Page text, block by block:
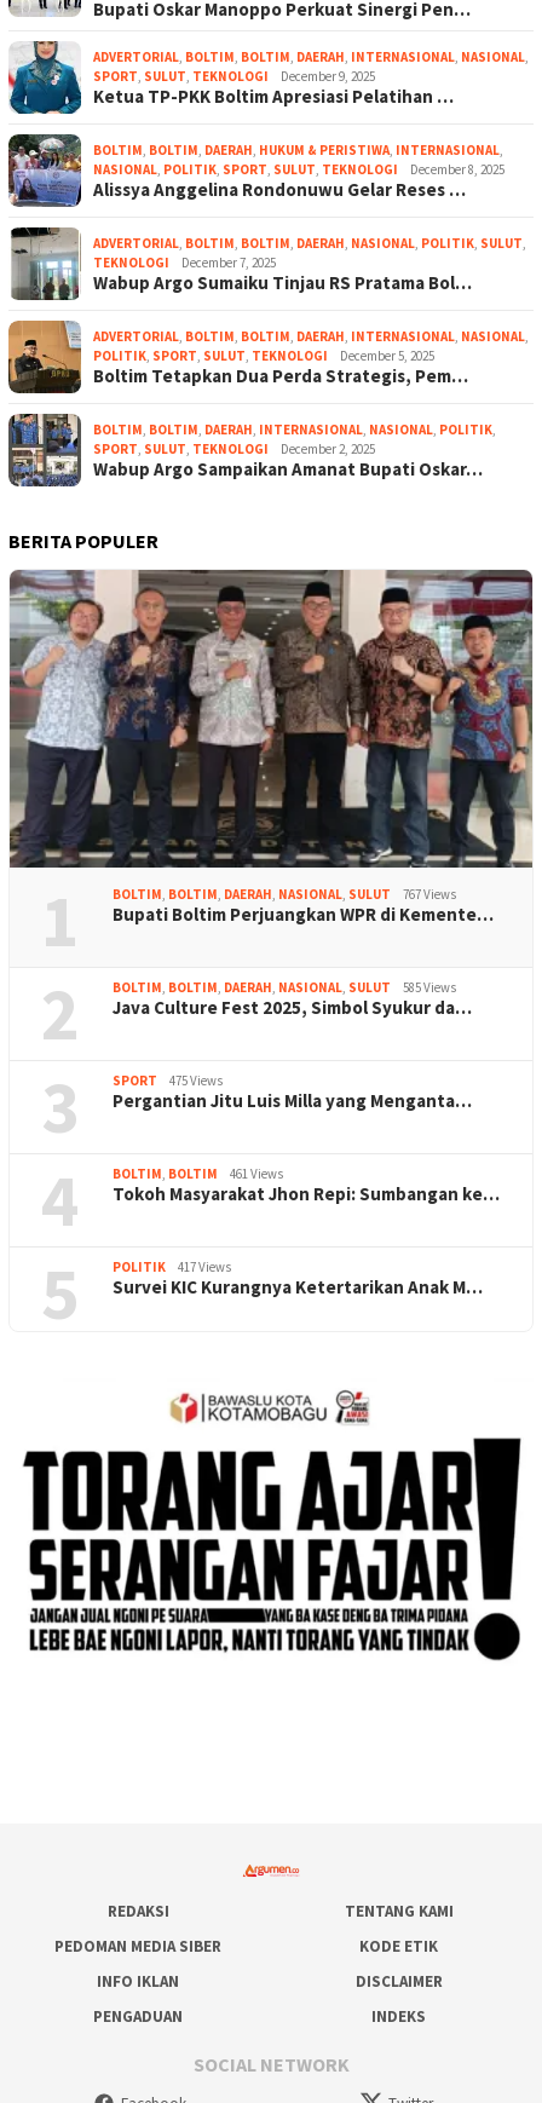
Bupati Oskar Manoppo Perkuat Sinergi Pen…
ADVERTORIAL, BOLTIM, BOLTIM, DAERAH, INTERNASIONAL, NASIONAL,
SPORT, SULUT, TEKNOLOGI December 9, 2025
Ketua TP-PKK Boltim Apresiasi Pelatihan …
BOLTIM, BOLTIM, DAERAH, HUKUM & PERISTIWA, INTERNASIONAL,
NASIONAL, POLITIK, SPORT, SULUT, TEKNOLOGI December 8, 2025
Alissya Anggelina Rondonuwu Gelar Reses …
ADVERTORIAL, BOLTIM, BOLTIM, DAERAH, NASIONAL, POLITIK, SULUT,
TEKNOLOGI
December 7, 2025
Wabup Argo Sumaiku Tinjau RS Pratama Bol…
ADVERTORIAL, BOLTIM, BOLTIM, DAERAH, INTERNASIONAL, NASIONAL,
POLITIK, SPORT, SULUT, TEKNOLOGI December 5, 2025
Boltim Tetapkan Dua Perda Strategis, Pem…
BOLTIM, BOLTIM, DAERAH, INTERNASIONAL, NASIONAL, POLITIK,
SPORT, SULUT, TEKNOLOGI December 2, 2025
Wabup Argo Sampaikan Amanat Bupati Oskar…
BERITA POPULER
1 BOLTIM, BOLTIM, DAERAH, NASIONAL, SULUT 767 Views
Bupati Boltim Perjuangkan WPR di Kemente…
2 BOLTIM, BOLTIM, DAERAH, NASIONAL, SULUT 585 Views
Java Culture Fest 2025, Simbol Syukur da…
3 SPORT 475 Views
Pergantian Jitu Luis Milla yang Menganta…
4 BOLTIM, BOLTIM 461 Views
Tokoh Masyarakat Jhon Repi: Sumbangan ke…
5 POLITIK 417 Views
Survei KIC Kurangnya Ketertarikan Anak M…
REDAKSI
TENTANG KAMI
PEDOMAN MEDIA SIBER
KODE ETIK
INFO IKLAN
DISCLAIMER
PENGADUAN
INDEKS
SOCIAL NETWORK